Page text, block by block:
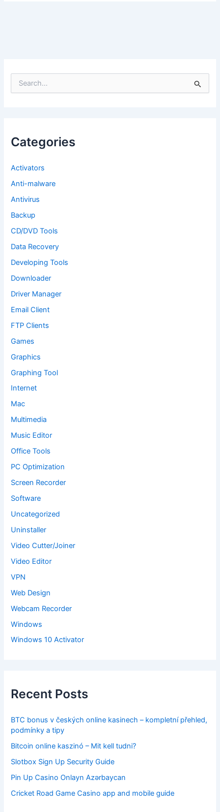
f
o
:
Categories
Activators
Anti-malware
Antivirus
Backup
CD/DVD Tools
Data Recovery
Developing Tools
Downloader
Driver Manager
Email Client
FTP Clients
Games
Graphics
Graphing Tool
Internet
Mac
Multimedia
Music Editor
Office Tools
PC Optimization
Screen Recorder
Software
Uncategorized
Uninstaller
Video Cutter/Joiner
Video Editor
VPN
Web Design
Webcam Recorder
Windows
Windows 10 Activator
Recent Posts
BTC bonus v českých online kasinech – kompletní přehled,
podmínky a tipy
Bitcoin online kaszinó – Mit kell tudni?
Slotbox Sign Up Security Guide
Pin Up Casino Onlayn Azərbaycan
Cricket Road Game Casino app and mobile guide